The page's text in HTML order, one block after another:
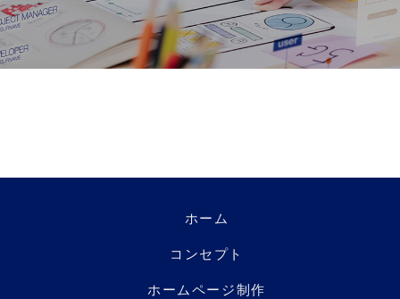
ホーム
コンセプト
ホームページ制作